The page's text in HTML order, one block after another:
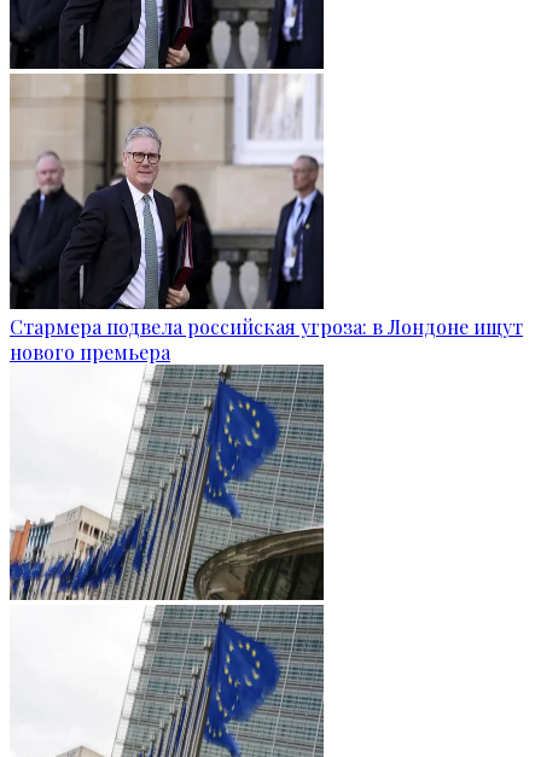
Стармера подвела российская угроза: в Лондоне ищут
нового премьера